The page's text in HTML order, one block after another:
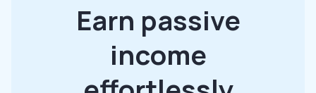
Earn passive
income